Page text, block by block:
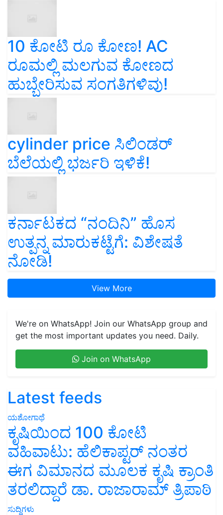
10 ಕೋಟಿ ರೂ ಕೋಣ! AC
ರೂಮಲ್ಲಿ ಮಲಗುವ ಕೋಣದ
ಹುಬ್ಬೇರಿಸುವ ಸಂಗತಿಗಳಿವು!
cylinder price ಸಿಲಿಂಡರ್‌
ಬೆಲೆಯಲ್ಲಿ ಭರ್ಜರಿ ಇಳಿಕೆ!
ಕರ್ನಾಟಕದ “ನಂದಿನಿ” ಹೊಸ
ಉತ್ಪನ್ನ ಮಾರುಕಟ್ಟೆಗೆ: ವಿಶೇಷತೆ
ನೋಡಿ!
View More
We're on WhatsApp! Join our WhatsApp group and
get the most important updates you need. Daily.
Join on WhatsApp
Latest feeds
ಯಶೋಗಾಥೆ
ಕೃಷಿಯಿಂದ 100 ಕೋಟಿ
ವಹಿವಾಟು: ಹೆಲಿಕಾಪ್ಟರ್ ನಂತರ
ಈಗ ವಿಮಾನದ ಮೂಲಕ ಕೃಷಿ ಕ್ರಾಂತಿ
ತರಲಿದ್ದಾರೆ ಡಾ. ರಾಜಾರಾಮ್ ತ್ರಿಪಾಠಿ
ಸುದ್ದಿಗಳು